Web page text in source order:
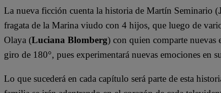
La nueva ficción cuenta la historia de Martín Seminario (
fragata de la Marina viudo con 4 hijos, que luego de
Olaya (Luciana Blomberg) con quien comparte nuevas
giro de 180°, pues experimentará nuevas emociones en
Lo que sucederá en cada capítulo será parte de esta